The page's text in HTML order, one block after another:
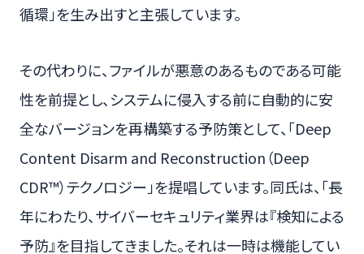
循環」を生み出すと主張しています。
その代わりに、ファイルが悪意のあるものである可能
性を前提とし、システムに侵入する前に自動的に安
全なバージョンを再構築する予防策として、「Deep
Content Disarm and Reconstruction（Deep
CDR™）テクノロジー」を提唱しています。同氏は、「長
年にわたり、サイバーセキュリティ業界は『検知による
予防』を目指してきました。それは一時は機能してい